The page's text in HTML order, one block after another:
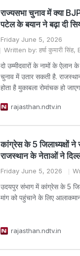
राज्यसभा चुनाव में क्या
पटेल के बयान ने बढ़ा दी
Friday June 5, 2026
Written by: हर्षा कुमारी
दो उम्मीदवारों के नामों के ऐलान
चुनाव में उतार सकती है.
होता है मुकाबला रोमांचक हो
rajasthan.ndtv.in
कांग्रेस के 5 जिलाध्यक्षों ने
राजस्थान के नेताओं ने
Friday June 5, 2026
उदयपुर संभाग में कांग्रेस के 5
मांग को पहुंचाने के लिए
rajasthan.ndtv.in